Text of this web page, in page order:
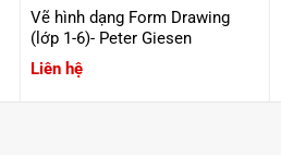
Vẽ hình dạng Form Drawing
(lớp 1-6)- Peter Giesen
Liên hệ